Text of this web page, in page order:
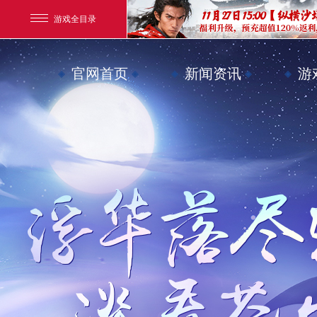
游戏全目录
《勇士ol》预约开启
横版格斗动作网游
【西游】神兽版新版
首款骑战回合制端游
玄幻游戏
玄天之剑
剑啸九州
猛将OL
官网首页 新闻资讯 游